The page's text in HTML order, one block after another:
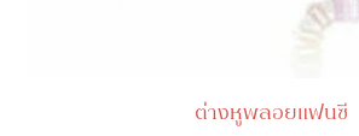
ต่างหูพลอยแฟนซี